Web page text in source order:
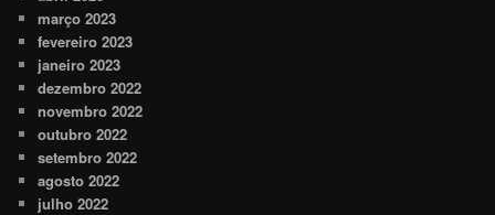
março 2023
fevereiro 2023
janeiro 2023
dezembro 2022
novembro 2022
outubro 2022
setembro 2022
agosto 2022
julho 2022